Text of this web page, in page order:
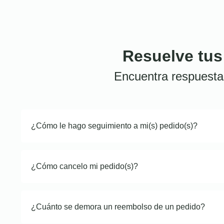
Resuelve
Encuentra
¿Cómo le hago seguimiento a mi(s) pedido(s)?
¿Cómo cancelo mi pedido(s)?
¿Cuánto se demora un reembolso de un pedido?